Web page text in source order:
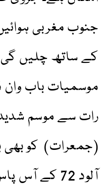
کے ساتھ چلیں
موسمیات باب
رات سے موسم شدید
(جمعرات) کو بھی
آلود 72 کے